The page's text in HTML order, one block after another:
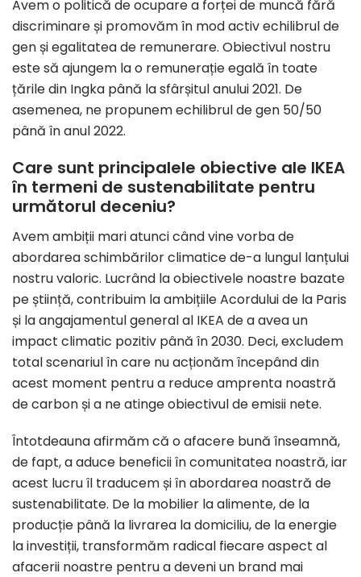
Avem o politică de ocupare a forței de muncă fără
discriminare și promovăm în mod activ echilibrul de
gen și egalitatea de remunerare. Obiectivul nostru
este să ajungem la o remunerație egală în toate
țările din Ingka până la sfârșitul anului 2021. De
asemenea, ne propunem echilibrul de gen 50/50
până în anul 2022.
Care sunt principalele obiective ale IKEA
în termeni de sustenabilitate pentru
următorul deceniu?
Avem ambiții mari atunci când vine vorba de
abordarea schimbărilor climatice de-a lungul lanțului
nostru valoric. Lucrând la obiectivele noastre bazate
pe știință, contribuim la ambițiile Acordului de la Paris
și la angajamentul general al IKEA de a avea un
impact climatic pozitiv până în 2030. Deci, excludem
total scenariul în care nu acționăm începând din
acest moment pentru a reduce amprenta noastră
de carbon și a ne atinge obiectivul de emisii nete.
Întotdeauna afirmăm că o afacere bună înseamnă,
de fapt, a aduce beneficii în comunitatea noastră, iar
acest lucru îl traducem și în abordarea noastră de
sustenabilitate. De la mobilier la alimente, de la
producție până la livrarea la domiciliu, de la energie
la investiții, transformăm radical fiecare aspect al
afacerii noastre pentru a deveni un brand mai